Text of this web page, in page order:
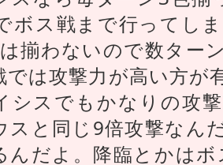
ボス戦まで行ってし
揃わないので数ター
は攻撃力が高い方が
シスでもかなりの攻
スと同じ9倍攻撃なん
んだよ。降臨とかは